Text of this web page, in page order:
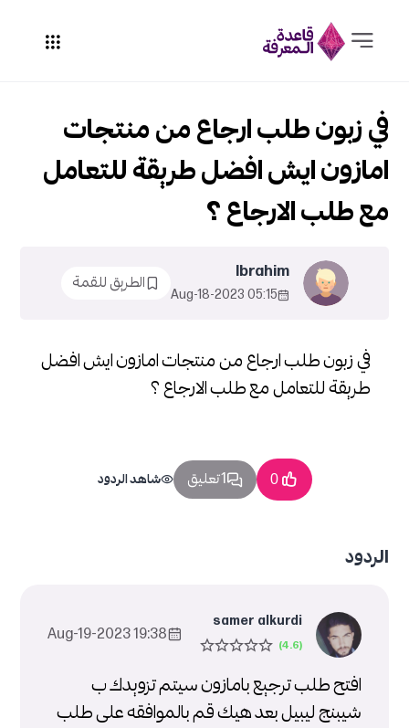
في زبون طلب ارجاع من منتجات امازون ايش افضل
طريقة للتعامل مع طلب الارجاع ؟
في زبون طلب ارجاع من منتجات
امازون ايش افضل طريقة للتعامل
مع طلب الارجاع ؟
Ibrahim
05:15 2023-Aug-18
الطريق للقمة
0 1 تعليق شاهد الردود
الردود
samer alkurdi
19:38 2023-Aug-19
افتح طلب ترجيع بامازون سيتم تزويدك ب
شيبنج ليبيل بعد هيك قم بالموافقه على طلب